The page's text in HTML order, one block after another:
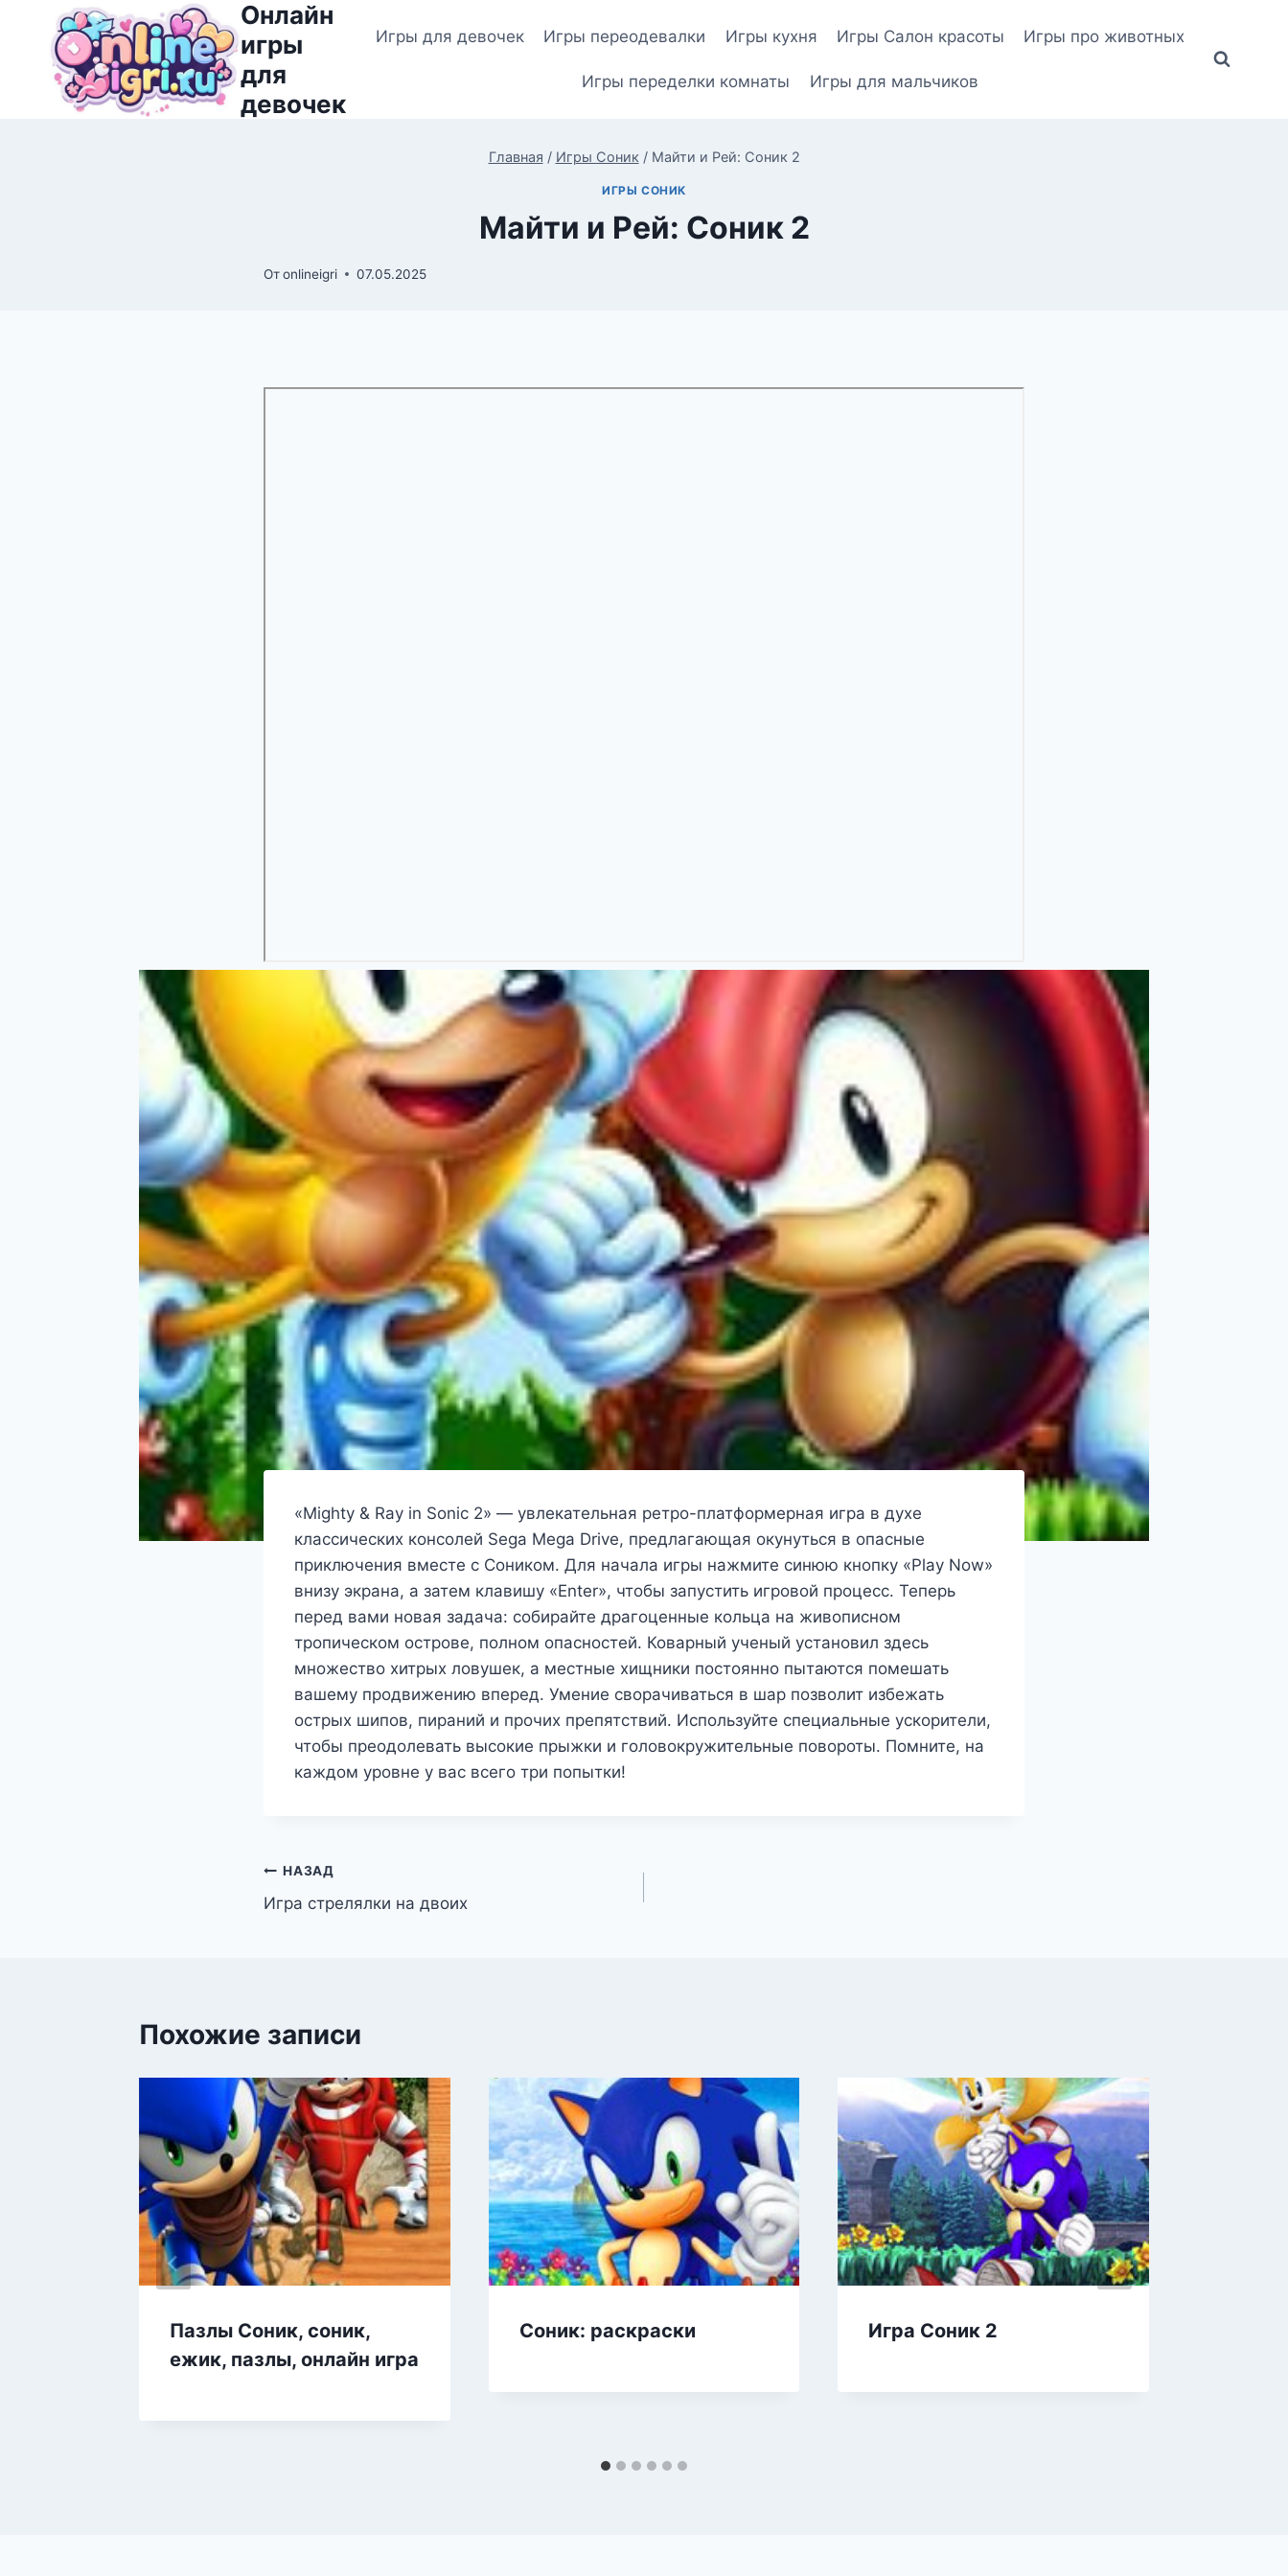
Перейти
содержимому
Онлайн
игры
для
девочек
Игры для девочек Игры переодевалки Игры кухня Игры Салон красоты Игры про животных
Игры переделки комнаты Игры для мальчиков
Главная / Игры Соник / Майти и Рей: Соник 2
ИГРЫ СОНИК
Майти и Рей: Соник 2
Отonlineigri 07.05.2025
«Mighty & Ray in Sonic 2» — увлекательная ретро-платформерная игра в духе
классических консолей Sega Mega Drive, предлагающая окунуться в опасные
приключения вместе с Соником. Для начала игры нажмите синюю кнопку «Play Now»
внизу экрана, а затем клавишу «Enter», чтобы запустить игровой процесс. Теперь
перед вами новая задача: собирайте драгоценные кольца на живописном
тропическом острове, полном опасностей. Коварный ученый установил здесь
множество хитрых ловушек, а местные хищники постоянно пытаются помешать
вашему продвижению вперед. Умение сворачиваться в шар позволит избежать
острых шипов, пираний и прочих препятствий. Используйте специальные ускорители,
чтобы преодолевать высокие прыжки и головокружительные повороты. Помните, на
каждом уровне у вас всего три попытки!
Навигация
по
НАЗАД
Игра стрелялки на двоих
Похожие записи
Пазлы Соник, соник,
ежик, пазлы, онлайн игра
Соник: раскраски Игра Соник 2